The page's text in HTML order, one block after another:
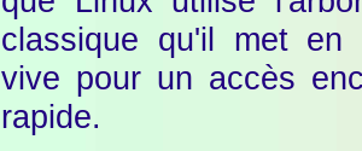
classique qu'il met en
vive pour un accès
rapide.